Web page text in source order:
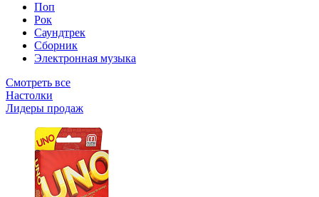
Поп
Рок
Саундтрек
Сборник
Электронная музыка
Смотреть все
Настолки
Лидеры продаж